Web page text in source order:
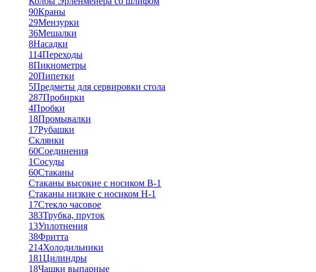
90Краны
29Мензурки
36Мешалки
8Насадки
114Переходы
8Пикнометры
20Пипетки
5Предметы для сервировки стола
287Пробирки
4Пробки
18Промывалки
17Рубашки
Склянки
60Соединения
1Сосуды
60Стаканы
Стаканы высокие с носиком В-1
Стаканы низкие с носиком Н-1
17Стекло часовое
383Трубка, пруток
13Уплотнения
38Фритта
214Холодильники
181Цилиндры
18Чашки выпарные